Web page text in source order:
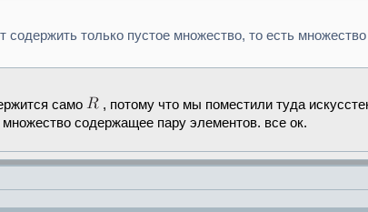
содержить только пустое множество, то есть множество
само
, потому что мы поместили туда
содержащее пару элементов. все ок.